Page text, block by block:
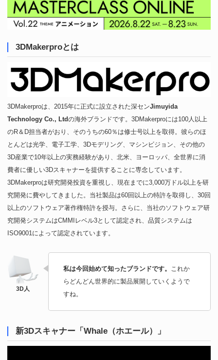
3DMakerproとは
3DMakerproは、2015年に正式に設立された深センJimuyida
Technology Co., Ltdの海外ブランドです。3DMakerproには100人以上
のR＆D担当者がおり、そのうちの60％は修士号以上を取得。彼らのほ
とんどは光学、電子工学、3Dモデリング、マシンビジョン、その他の
3D産業で10年以上の実務経験があり、北米、ヨーロッパ、全世界に消
費者に優しい3Dスキャナーを提供することに専念しています。
3DMakerproは研究開発投資を重視し、現在までに3,000万ドル以上を研
究開発に費やしてきました。当社製品は60回以上の特許を取得し、30回
以上のソフトウェア著作権特許を授与。さらに、当社のソフトウェア研
究開発システムはCMMIレベル3として認定され、品質システムは
ISO9001によって認定されています。
私は今回始めて知ったブランドです。 これか
らどんどん世界的に製品展開していくようで
すね。
新3Dスキャナー 「Whale（ホエール）」